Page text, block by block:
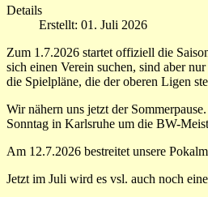
Details
Erstellt: 01. Juli 2026
Zum 1.7.2026 startet offiziell die
sich einen Verein suchen, sind aber
die Spielpläne, die der oberen Ligen
Wir nähern uns jetzt der
Sonntag in Karlsruhe um die BW-
Am 12.7.2026 bestreitet unsere
Jetzt im Juli wird es vsl. auch noch